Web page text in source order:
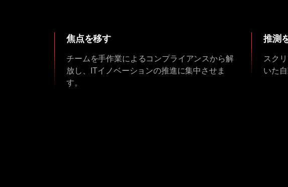
焦点を移す
チームを手作業によるコンプライアンスから解
放し、ITイノベーションの推進に集中させま
す。
推測
スク
いた自